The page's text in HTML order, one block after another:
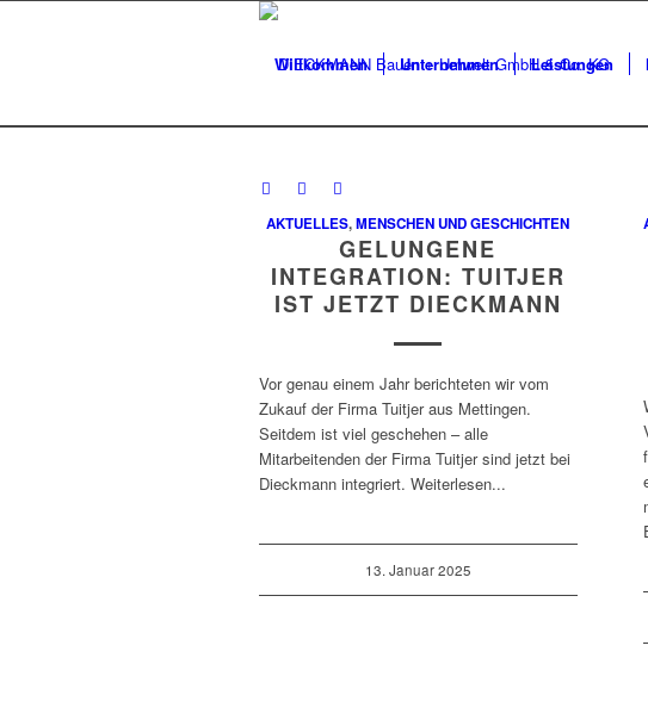
Willkommen Unternehmen Leistungen
AKTUELLES,MENSCHEN UND GESCHICHTEN
GELUNGENE
INTEGRATION: TUITJER
IST JETZT DIECKMANN
Vor genau einem Jahr berichteten wir vom
Zukauf der Firma Tuitjer aus Mettingen.
Seitdem ist viel geschehen – alle
Mitarbeitenden der Firma Tuitjer sind jetzt bei
Dieckmann integriert. Weiterlesen...
13. Januar 2025